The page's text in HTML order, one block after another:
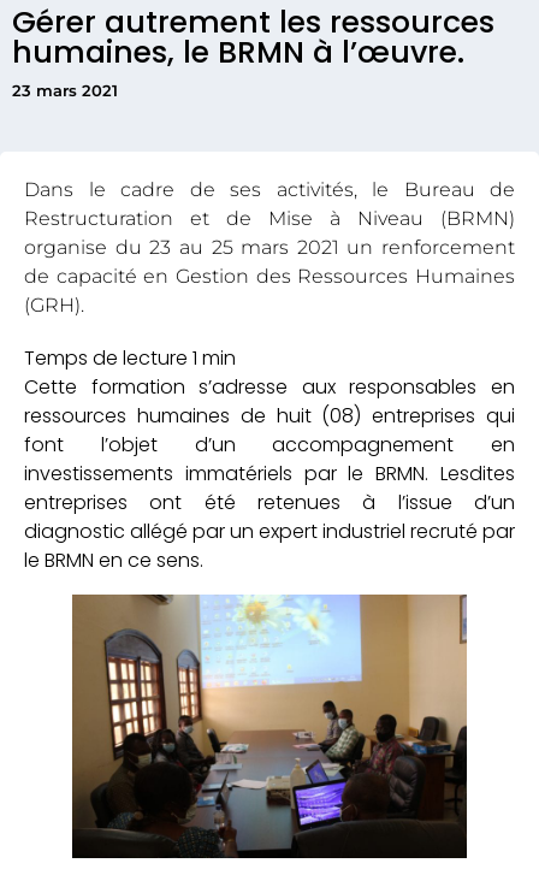
Gérer autrement les ressources
humaines, le BRMN à l’œuvre.
23 mars 2021
Dans le cadre de ses activités, le Bureau de
Restructuration et de Mise à Niveau (BRMN)
organise du 23 au 25 mars 2021 un renforcement
de capacité en Gestion des Ressources Humaines
(GRH).
Cette formation s’adresse aux responsables en
ressources humaines de huit (08) entreprises qui
font l’objet d’un accompagnement en
investissements immatériels par le BRMN. Lesdites
entreprises ont été retenues à l’issue d’un
diagnostic allégé par un expert industriel recruté par
le BRMN en ce sens.